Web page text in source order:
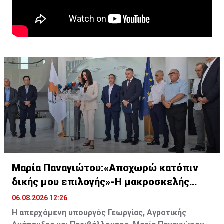
Μαρία Παναγιώτου:«Αποχωρώ κατόπιν
δικής μου επιλογής»-Η μακροσκελής
ομιλία της
06.08.2026 12:26
Η απερχόμενη υπουργός Γεωργίας, Αγροτικής